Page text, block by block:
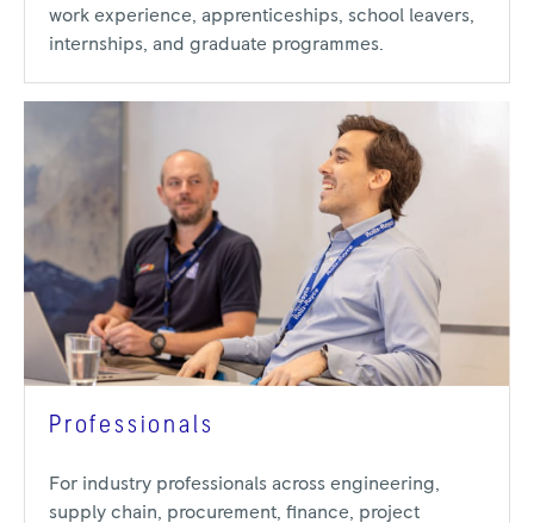
work experience, apprenticeships, school leavers,
internships, and graduate programmes.
Professionals
For industry professionals across engineering,
supply chain, procurement, finance, project